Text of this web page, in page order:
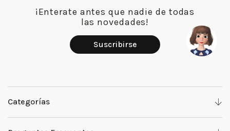
¡Enterate antes que nadie de todas
las novedades!
Suscribirse
Categorías